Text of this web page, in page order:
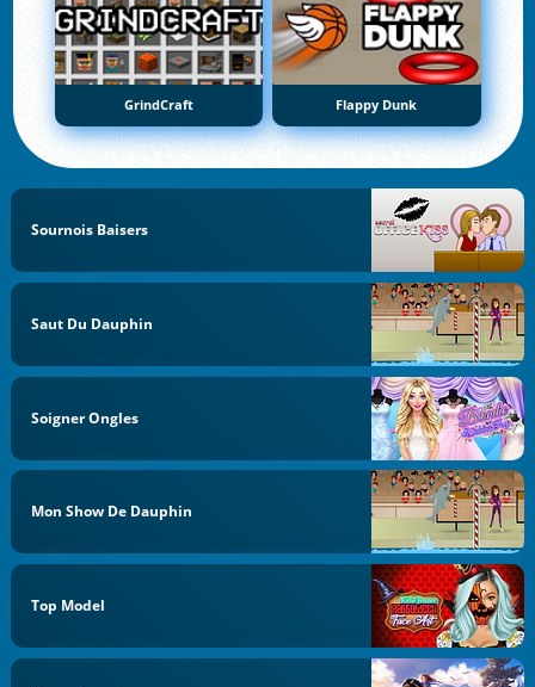
GrindCraft Flappy Dunk
Sournois Baisers
Saut Du Dauphin
Soigner Ongles
Mon Show De Dauphin
Top Model